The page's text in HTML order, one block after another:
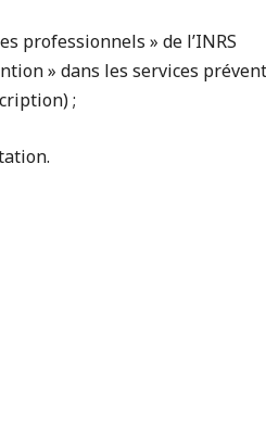
professionnels » de l’INRS
» dans les services
;